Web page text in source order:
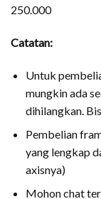
250.000
Catatan:
Untuk
mungkin ada
dihilangkan.
Pembelian
yang lengkap
axisnya)
Mohon chat